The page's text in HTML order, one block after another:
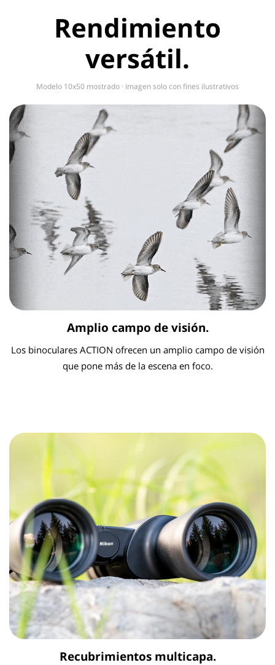
Rendimiento
versátil.
Modelo 10x50 mostrado · Imagen solo con fines ilustrativos
Amplio campo de visión.
Los binoculares ACTION ofrecen un amplio campo de visión
que pone más de la escena en foco.
Recubrimientos multicapa.